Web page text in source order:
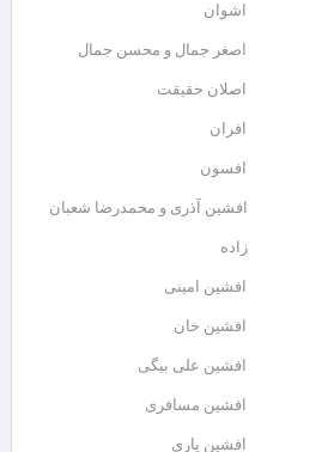
اشوان
اصغر جمال و محسن جمال
اصلان حقیقت
افران
افسون
افشین آذری و محمدرضا شعبان
زاده
افشین امینی
افشین خان
افشین علی بیگی
افشین مسافری
افشین یاری